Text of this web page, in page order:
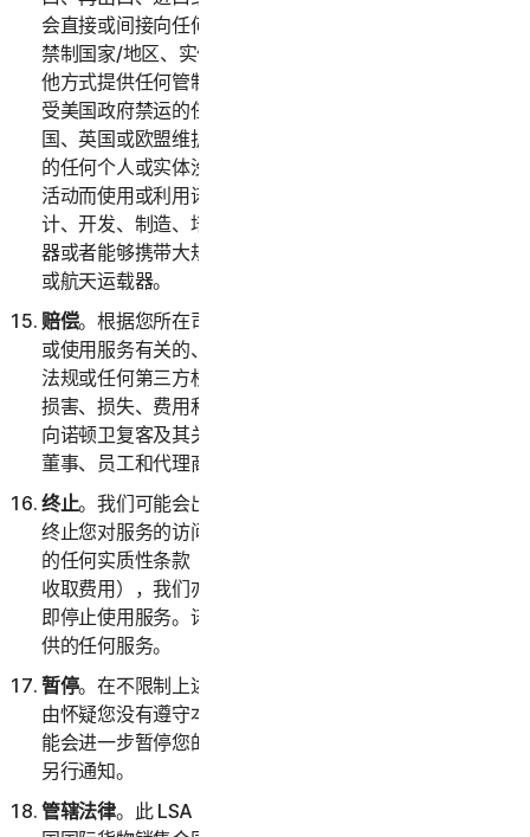
会直接或间接向任何需要出口许可证或其他政府批文的受
禁制国家/地区、实体或个人出口、再出口、进口或以其
他方式提供任何管制技术。您证明您不位于或通常居住在
受美国政府禁运的任何国家或地区，并且您未被列入美
国、英国或欧盟维护的任何受限制方名单，或与该名单上
的任何个人或实体没有关联。根据美国法律，禁止因任何
活动而使用或利用诺顿卫复客软件，其中包括但不限于设
计、开发、制造、培训或测试化学武器、生物武器、核武
器或者能够携带大规模杀伤性武器的导弹、无人驾驶飞机
或航天运载器。
赔偿。根据您所在司法辖区的适用法律，您将就与您访问
或使用服务有关的、因您违反本 LSA 或您违反任何法律
法规或任何第三方权利而产生的任何索赔、请求、责任、
损害、损失、费用和开支（包括但不限于合理的律师费）
向诺顿卫复客及其关联公司（及其各自的高级管理人员、
董事、员工和代理商）提供赔偿并使其免受损害。
终止。我们可能会出于任何原因或在不说明原因的情况下
终止您对服务的访问和使用；或者，如果您违反本 LSA
的任何实质性条款（包括我们无法通过您选择的付款方式
收取费用），我们亦会采取相同操作。终止后，您必须立
即停止使用服务。诺顿卫复客可以随时终止作为试用版提
供的任何服务。
暂停。在不限制上述规定的前提下，如果诺顿卫复客有理
由怀疑您没有遵守本 LSA 的任何规定，则诺顿卫复客可
能会进一步暂停您的帐户或您对服务的访问和使用，恕不
另行通知。
管辖法律。此 LSA 以新加坡法律为准。您同意，《联合